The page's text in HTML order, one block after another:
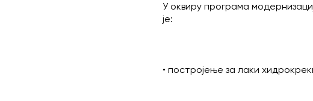
У оквиру програма
је:
• постројење за лаки